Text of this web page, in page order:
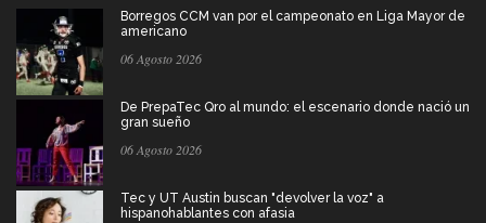
Borregos CCM van por el campeonato en Liga Mayor de
americano
06 Agosto 2026
De PrepaTec Qro al mundo: el escenario donde nació un
gran sueño
06 Agosto 2026
Tec y UT Austin buscan "devolver la voz" a
hispanohablantes con afasia